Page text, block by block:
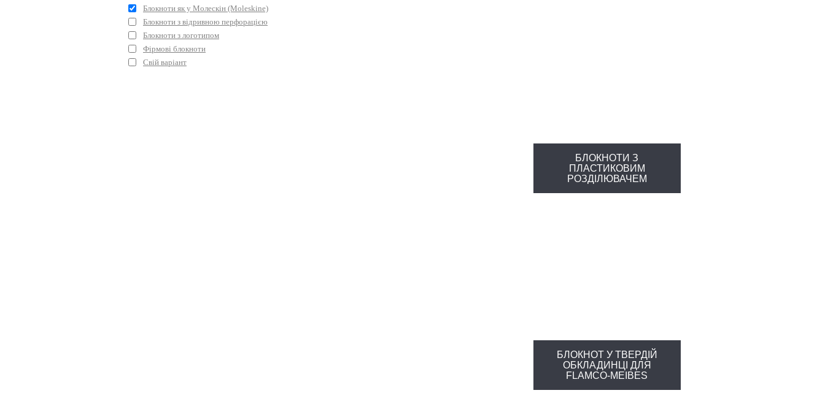
Блокноти як у Молескін (Moleskine)
Блокноти з відривною перфорацією
Блокноти з логотипом
Фірмові блокноти
Свій варіант
БЛОКНОТИ З
ПЛАСТИКОВИМ
РОЗДІЛЮВАЧЕМ
БЛОКНОТ У ТВЕРДІЙ
ОБКЛАДИНЦІ ДЛЯ
FLAMCO-MEIBES